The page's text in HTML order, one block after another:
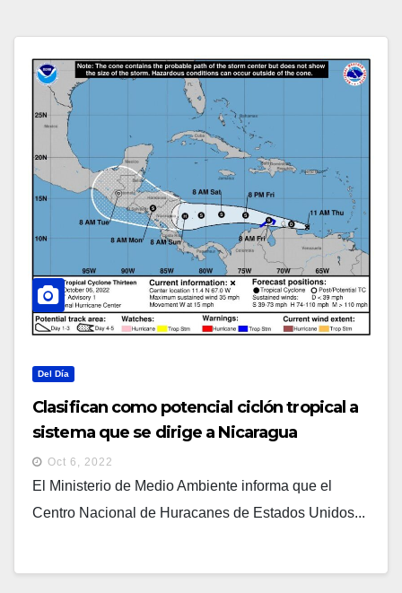
Del Día
Clasifican como potencial ciclón tropical a
sistema que se dirige a Nicaragua
Oct 6, 2022
El Ministerio de Medio Ambiente informa que el
Centro Nacional de Huracanes de Estados Unidos...